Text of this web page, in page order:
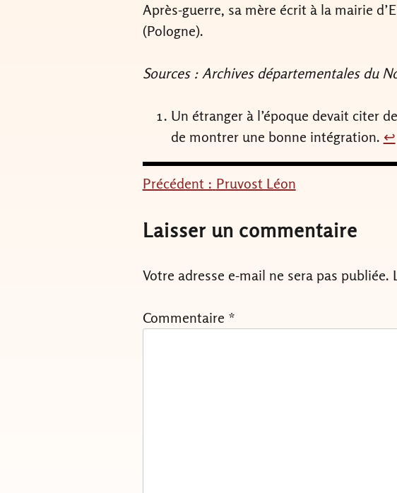
Après-guerre, sa mère écrit à la mairie
(Pologne).
Sources : Archives départementales du
Un étranger à l’époque devait citer
de montrer une bonne intégration. ↩︎
Navigation
de
Précédent : Pruvost Léon
Laisser un commentaire
Votre adresse e-mail ne sera pas publiée.
Commentaire *